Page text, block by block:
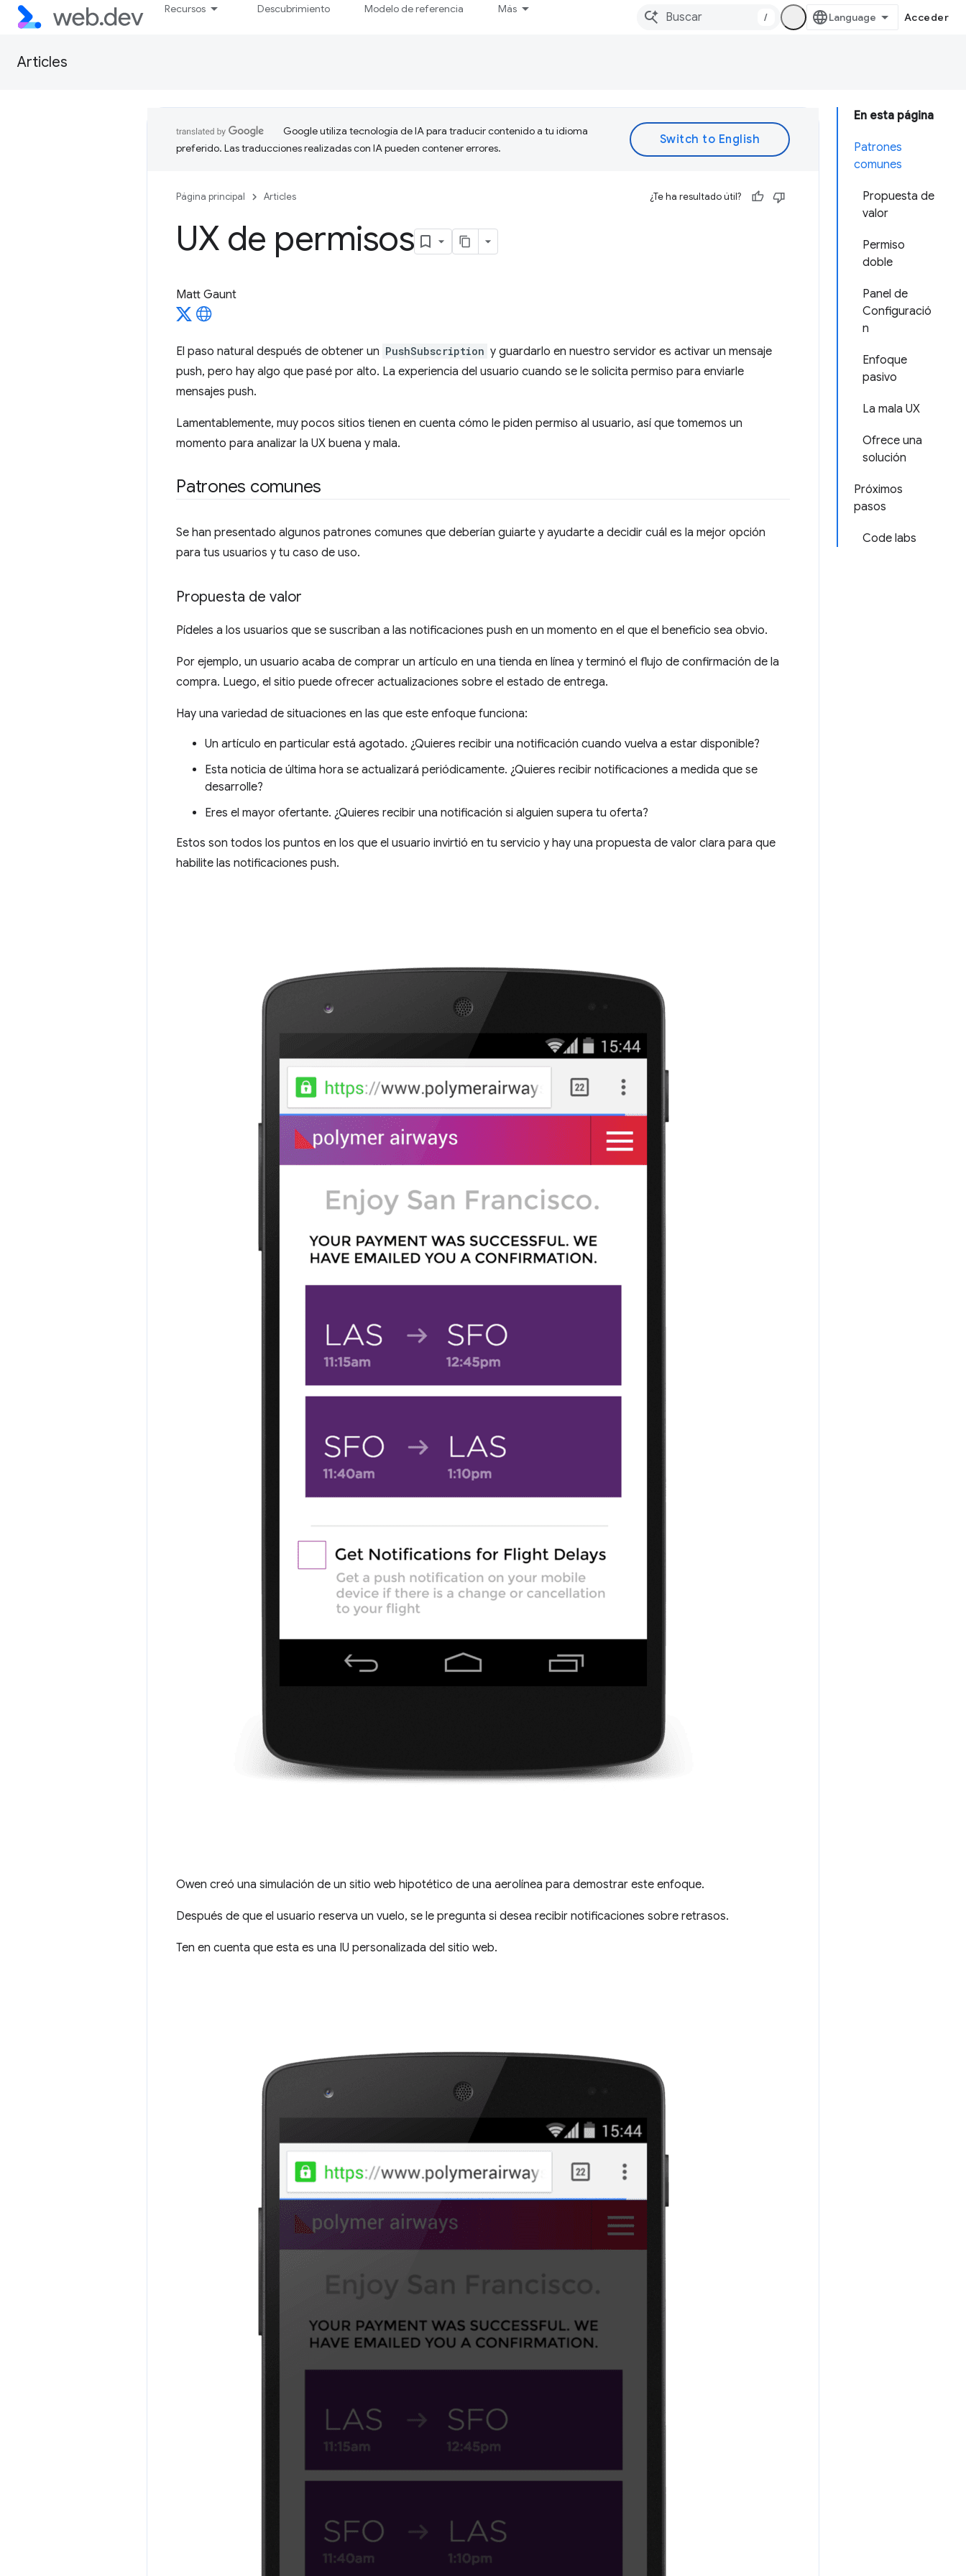
Recursos Descubrimiento Modelo de referencia Más
/ Acceder
Articles
En esta página
Patrones
comunes
Propuesta de
valor
Permiso
doble
Panel de
Configuració
n
Enfoque
pasivo
La mala UX
Ofrece una
solución
Próximos
pasos
Code labs
Google utiliza tecnología de IA para traducir contenido a tu idioma
preferido. Las traducciones realizadas con IA pueden contener errores.
Página principal Articles ¿Te ha resultado útil?
UX de permisos
Matt Gaunt
El paso natural después de obtener un PushSubscription y guardarlo en nuestro servidor es activar un mensaje
push, pero hay algo que pasé por alto. La experiencia del usuario cuando se le solicita permiso para enviarle
mensajes push.
Lamentablemente, muy pocos sitios tienen en cuenta cómo le piden permiso al usuario, así que tomemos un
momento para analizar la UX buena y mala.
Patrones comunes
Se han presentado algunos patrones comunes que deberían guiarte y ayudarte a decidir cuál es la mejor opción
para tus usuarios y tu caso de uso.
Propuesta de valor
Pídeles a los usuarios que se suscriban a las notificaciones push en un momento en el que el beneficio sea obvio.
Por ejemplo, un usuario acaba de comprar un artículo en una tienda en línea y terminó el flujo de confirmación de la
compra. Luego, el sitio puede ofrecer actualizaciones sobre el estado de entrega.
Hay una variedad de situaciones en las que este enfoque funciona:
Un artículo en particular está agotado. ¿Quieres recibir una notificación cuando vuelva a estar disponible?
Esta noticia de última hora se actualizará periódicamente. ¿Quieres recibir notificaciones a medida que se
desarrolle?
Eres el mayor ofertante. ¿Quieres recibir una notificación si alguien supera tu oferta?
Estos son todos los puntos en los que el usuario invirtió en tu servicio y hay una propuesta de valor clara para que
habilite las notificaciones push.
Owen creó una simulación de un sitio web hipotético de una aerolínea para demostrar este enfoque.
Después de que el usuario reserva un vuelo, se le pregunta si desea recibir notificaciones sobre retrasos.
Ten en cuenta que esta es una IU personalizada del sitio web.